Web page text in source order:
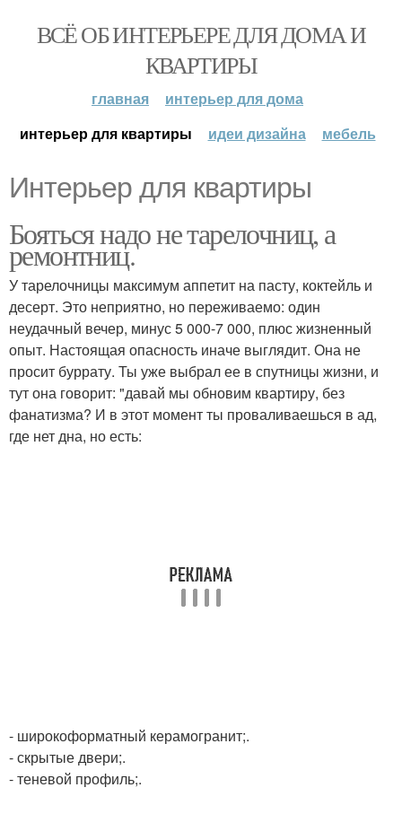
ВСЁ ОБ ИНТЕРЬЕРЕ ДЛЯ ДОМА И
КВАРТИРЫ
главная
интерьер для дома
интерьер для квартиры
идеи дизайна мебель
Интерьер для квартиры
Бояться надо не тарелочниц, а
ремонтниц.
У тарелочницы максимум аппетит на пасту, коктейль и
десерт. Это неприятно, но переживаемо: один
неудачный вечер, минус 5 000-7 000, плюс жизненный
опыт. Настоящая опасность иначе выглядит. Она не
просит буррату. Ты уже выбрал ее в спутницы жизни, и
тут она говорит: "давай мы обновим квартиру, без
фанатизма? И в этот момент ты проваливаешься в ад,
где нет дна, но есть:
- широкоформатный керамогранит;.
- скрытые двери;.
- теневой профиль;.